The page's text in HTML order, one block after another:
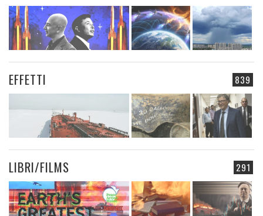
839
EFFETTI
291
LIBRI/FILMS